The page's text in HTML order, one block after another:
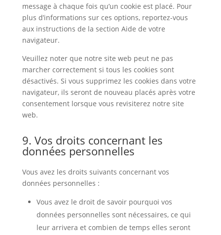
message à chaque fois qu’un cookie est placé. Pour
plus d’informations sur ces options, reportez-vous
aux instructions de la section Aide de votre
navigateur.
Veuillez noter que notre site web peut ne pas
marcher correctement si tous les cookies sont
désactivés. Si vous supprimez les cookies dans votre
navigateur, ils seront de nouveau placés après votre
consentement lorsque vous revisiterez notre site
web.
9. Vos droits concernant les
données personnelles
Vous avez les droits suivants concernant vos
données personnelles :
Vous avez le droit de savoir pourquoi vos
données personnelles sont nécessaires, ce qui
leur arrivera et combien de temps elles seront